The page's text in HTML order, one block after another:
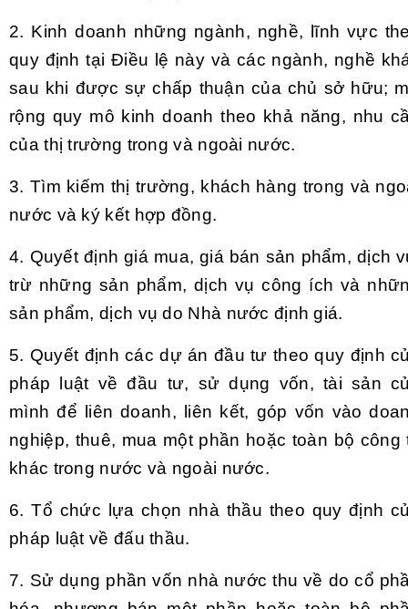
2. Kinh doanh những ngành, nghề, lĩnh vực
quy định tại Điều lệ này và các ngành, nghề
sau khi được sự chấp thuận của chủ sở hữu;
rộng quy mô kinh doanh theo khả năng, nhu
của thị trường trong và ngoài nước.
3. Tìm kiếm thị trường, khách hàng trong và
nước và ký kết hợp đồng.
4. Quyết định giá mua, giá bán sản phẩm, dịch
trừ những sản phẩm, dịch vụ công ích và
sản phẩm, dịch vụ do Nhà nước định giá.
5. Quyết định các dự án đầu tư theo quy định
pháp luật về đầu tư, sử dụng vốn, tài sản
mình để liên doanh, liên kết, góp vốn vào
nghiệp, thuê, mua một phần hoặc toàn bộ công
khác trong nước và ngoài nước.
6.Tổ chức lựa chọn nhà thầu theo quy định
pháp luật về đấu thầu.
7. Sử dụng phần vốn nhà nước thu về do cổ